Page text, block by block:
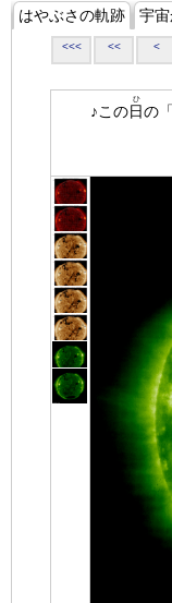
はやぶさの軌跡 宇
<<< << <
♪この日
ひ
の